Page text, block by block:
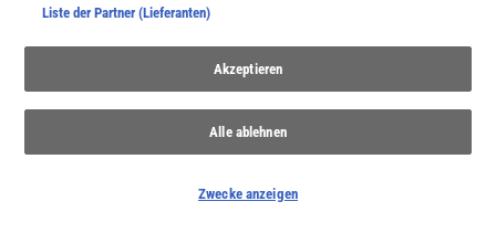
Abtauchen in schützenswerte Wasserwelten
Vielfältige Fische, Vögel und Pflanzen: Juliana Aschwanden-
Vilaças Kindersachbuch erzählt bilderreich und informativ von
den besonderen Lebensräumen am und im Meer. Eine
Liste der Partner (Lieferanten)
Akzeptieren
Alle ablehnen
Zwecke anzeigen